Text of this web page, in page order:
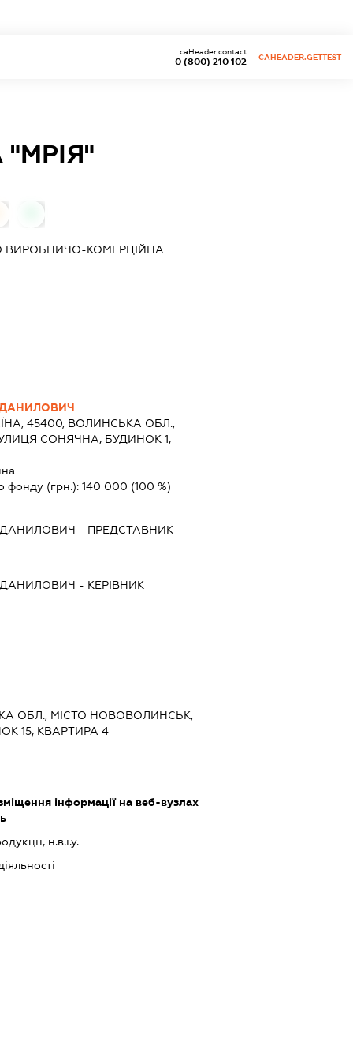
0 (800) 210 102
caHeader.contact
CAHEADER.GETTEST
ВИРОБНИЧО-КОМЕРЦІЙНА
45400, ВОЛИНСЬКА ОБЛ.,
СОНЯЧНА, БУДИНОК 1,
фонду (грн.): 140 000 (100 %)
- ПРЕДСТАВНИК
- КЕРІВНИК
ОБЛ., МІСТО НОВОВОЛИНСЬК,
15, КВАРТИРА 4
інформації на веб-вузлах
н.в.і.у.